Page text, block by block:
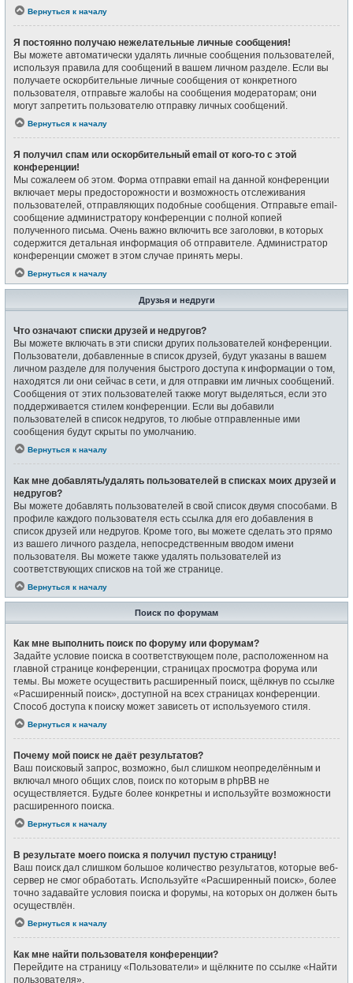
Вернуться к началу
Я постоянно получаю нежелательные личные сообщения!
Вы можете автоматически удалять личные сообщения пользователей,
используя правила для сообщений в вашем личном разделе. Если вы
получаете оскорбительные личные сообщения от конкретного
пользователя, отправьте жалобы на сообщения модераторам; они
могут запретить пользователю отправку личных сообщений.
Вернуться к началу
Я получил спам или оскорбительный email от кого-то с этой
конференции!
Мы сожалеем об этом. Форма отправки email на данной конференции
включает меры предосторожности и возможность отслеживания
пользователей, отправляющих подобные сообщения. Отправьте email-
сообщение администратору конференции с полной копией
полученного письма. Очень важно включить все заголовки, в которых
содержится детальная информация об отправителе. Администратор
конференции сможет в этом случае принять меры.
Вернуться к началу
Друзья и недруги
Что означают списки друзей и недругов?
Вы можете включать в эти списки других пользователей конференции.
Пользователи, добавленные в список друзей, будут указаны в вашем
личном разделе для получения быстрого доступа к информации о том,
находятся ли они сейчас в сети, и для отправки им личных сообщений.
Сообщения от этих пользователей также могут выделяться, если это
поддерживается стилем конференции. Если вы добавили
пользователей в список недругов, то любые отправленные ими
сообщения будут скрыты по умолчанию.
Вернуться к началу
Как мне добавлять/удалять пользователей в списках моих друзей и
недругов?
Вы можете добавлять пользователей в свой список двумя способами. В
профиле каждого пользователя есть ссылка для его добавления в
список друзей или недругов. Кроме того, вы можете сделать это прямо
из вашего личного раздела, непосредственным вводом имени
пользователя. Вы можете также удалять пользователей из
соответствующих списков на той же странице.
Вернуться к началу
Поиск по форумам
Как мне выполнить поиск по форуму или форумам?
Задайте условие поиска в соответствующем поле, расположенном на
главной странице конференции, страницах просмотра форума или
темы. Вы можете осуществить расширенный поиск, щёлкнув по ссылке
«Расширенный поиск», доступной на всех страницах конференции.
Способ доступа к поиску может зависеть от используемого стиля.
Вернуться к началу
Почему мой поиск не даёт результатов?
Ваш поисковый запрос, возможно, был слишком неопределённым и
включал много общих слов, поиск по которым в phpBB не
осуществляется. Будьте более конкретны и используйте возможности
расширенного поиска.
Вернуться к началу
В результате моего поиска я получил пустую страницу!
Ваш поиск дал слишком большое количество результатов, которые веб-
сервер не смог обработать. Используйте «Расширенный поиск», более
точно задавайте условия поиска и форумы, на которых он должен быть
осуществлён.
Вернуться к началу
Как мне найти пользователя конференции?
Перейдите на страницу «Пользователи» и щёлкните по ссылке «Найти
пользователя».